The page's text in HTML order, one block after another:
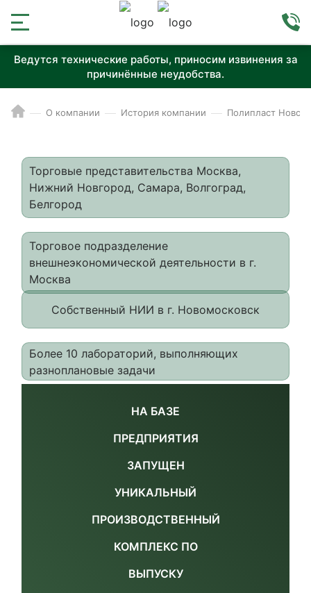
Ведутся технические работы, приносим извинения за
причинённые неудобства.
О компании История компании Полипласт
Торговые представительства Москва,
Нижний Новгород, Самара, Волгоград,
Белгород
Торговое подразделение
внешнеэкономической деятельности в г.
Москва
Собственный НИИ в г. Новомосковск
Более 10 лабораторий, выполняющих
разноплановые задачи
НА БАЗЕ
ПРЕДПРИЯТИЯ
ЗАПУЩЕН
УНИКАЛЬНЫЙ
ПРОИЗВОДСТВЕННЫЙ
КОМПЛЕКС ПО
ВЫПУСКУ